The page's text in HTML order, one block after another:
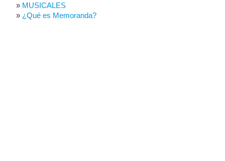
MUSICALES
¿Qué es Memoranda?